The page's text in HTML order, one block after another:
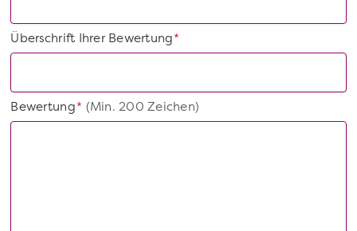
*
Überschrift Ihrer Bewertung
*
Bewertung(Min. 200 Zeichen)